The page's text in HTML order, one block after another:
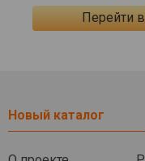
Перейти
Новый каталог